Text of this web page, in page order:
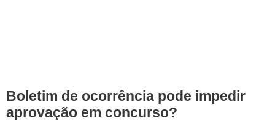
Boletim de ocorrência pode impedir
aprovação em concurso?